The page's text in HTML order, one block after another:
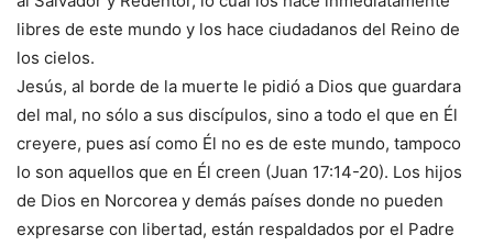
libres de este mundo y los hace ciudadanos del Reino de
los cielos.
Jesús, al borde de la muerte le pidió a Dios que guardara
del mal, no sólo a sus discípulos, sino a todo el que en Él
creyere, pues así como Él no es de este mundo, tampoco
lo son aquellos que en Él creen (Juan 17:14-20). Los hijos
de Dios en Norcorea y demás países donde no pueden
expresarse con libertad, están respaldados por el Padre